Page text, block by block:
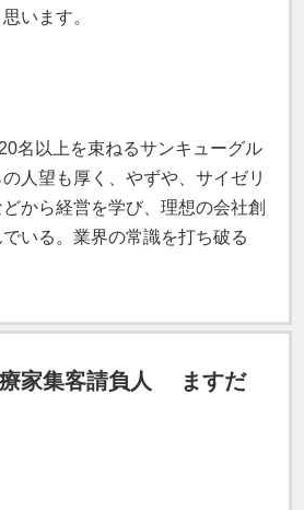
います。
名以上を束ねるサンキューグル
人望も厚く、やずや、サイゼリ
から経営を学び、理想の会社創
いる。業界の常識を打ち破る
療家集客請負人 ますだ